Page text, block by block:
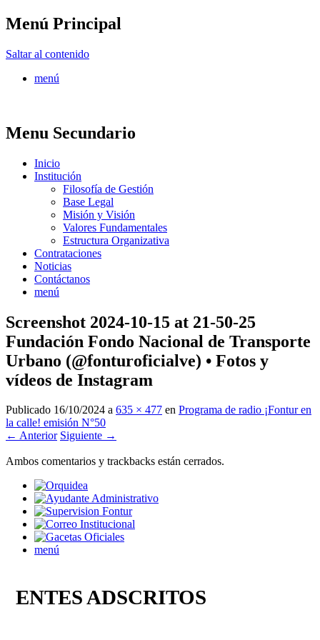
Menú Principal
Saltar al contenido
menú
Menu Secundario
Inicio
Institución
Filosofía de Gestión
Base Legal
Misión y Visión
Valores Fundamentales
Estructura Organizativa
Contrataciones
Noticias
Contáctanos
menú
Screenshot 2024-10-15 at 21-50-25
Fundación Fondo Nacional de Transporte
Urbano (@fonturoficialve) • Fotos y
vídeos de Instagram
Publicado 16/10/2024 a 635 × 477 en Programa de radio ¡Fontur en
la calle! emisión N°50
← Anterior Siguiente →
Ambos comentarios y trackbacks están cerrados.
menú
ENTES ADSCRITOS